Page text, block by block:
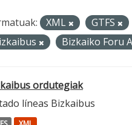
XML GTFS
Bizkaiko Foru
ordutegiak
líneas Bizkaibus